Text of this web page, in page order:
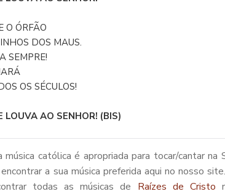
O ÓRFÃO
DOS MAUS.
SEMPRE!
OS SÉCULOS!
LOUVA AO SENHOR! (BIS)
música católica é apropriada para tocar/cantar na
a sua música preferida aqui no nosso
todas as músicas de Raízes de Cristo